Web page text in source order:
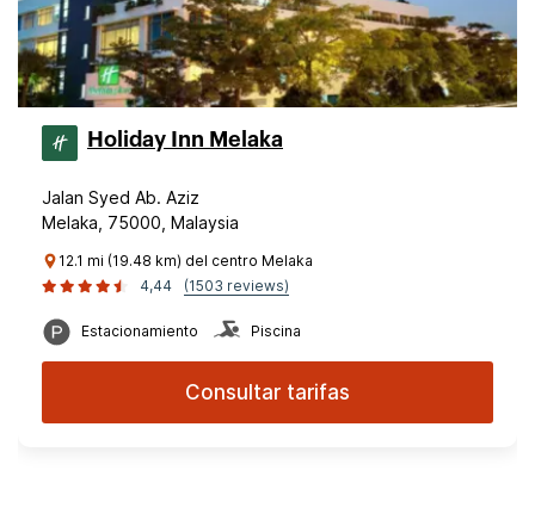
Holiday Inn Melaka
Jalan Syed Ab. Aziz
Melaka, 75000, Malaysia
12.1 mi (19.48 km) del centro Melaka
4,44
(1503 reviews)
Estacionamiento Piscina
Consultar tarifas